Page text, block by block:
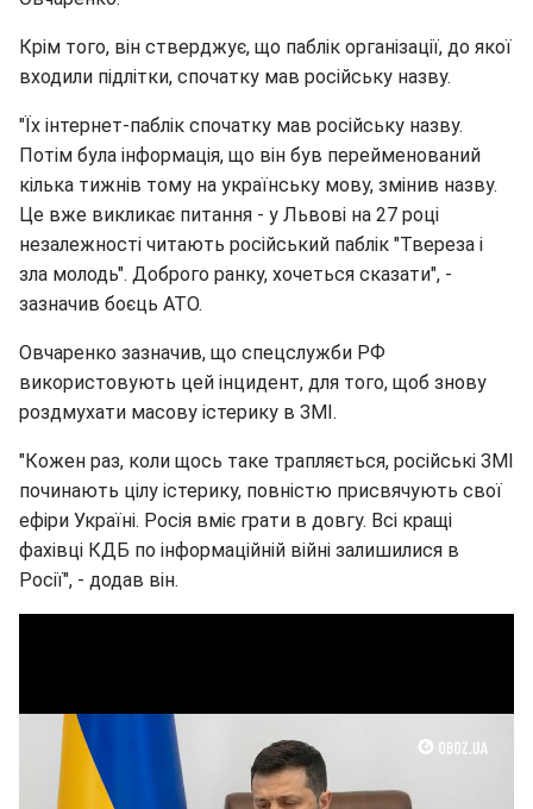
Крім того, він стверджує, що паблік організації, до якої
входили підлітки, спочатку мав російську назву.
"Їх інтернет-паблік спочатку мав російську назву.
Потім була інформація, що він був перейменований
кілька тижнів тому на українську мову, змінив назву.
Це вже викликає питання - у Львові на 27 році
незалежності читають російський паблік "Твереза і
зла молодь". Доброго ранку, хочеться сказати", -
зазначив боєць АТО.
Овчаренко зазначив, що спецслужби РФ
використовують цей інцидент, для того, щоб знову
роздмухати масову істерику в ЗМІ.
"Кожен раз, коли щось таке трапляється, російські ЗМІ
починають цілу істерику, повністю присвячують свої
ефіри Україні. Росія вміє грати в довгу. Всі кращі
фахівці КДБ по інформаційній війні залишилися в
Росії", - додав він.